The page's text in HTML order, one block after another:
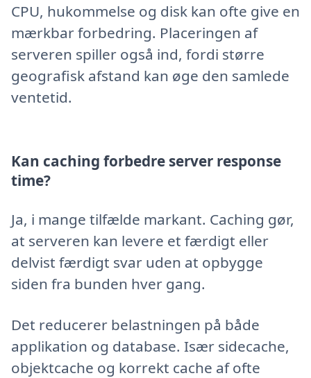
CPU, hukommelse og disk kan ofte give en
mærkbar forbedring. Placeringen af
serveren spiller også ind, fordi større
geografisk afstand kan øge den samlede
ventetid.
Kan caching forbedre server response
time?
Ja, i mange tilfælde markant. Caching gør,
at serveren kan levere et færdigt eller
delvist færdigt svar uden at opbygge
siden fra bunden hver gang.
Det reducerer belastningen på både
applikation og database. Især sidecache,
objektcache og korrekt cache af ofte